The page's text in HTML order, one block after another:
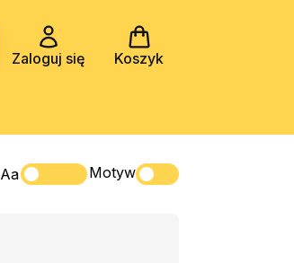
Zaloguj się Koszyk
Aa Motyw